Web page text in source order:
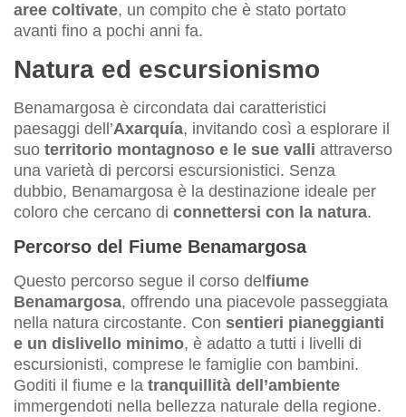
aree coltivate, un compito che è stato portato
avanti fino a pochi anni fa.
Natura ed escursionismo
Benamargosa è circondata dai caratteristici
paesaggi dell’Axarquía, invitando così a esplorare il
suo territorio montagnoso e le sue valli attraverso
una varietà di percorsi escursionistici. Senza
dubbio, Benamargosa è la destinazione ideale per
coloro che cercano di connettersi con la natura.
Percorso del Fiume Benamargosa
Questo percorso segue il corso del fiume
Benamargosa, offrendo una piacevole passeggiata
nella natura circostante. Con sentieri pianeggianti
e un dislivello minimo, è adatto a tutti i livelli di
escursionisti, comprese le famiglie con bambini.
Goditi il fiume e la tranquillità dell’ambiente
immergendoti nella bellezza naturale della regione.